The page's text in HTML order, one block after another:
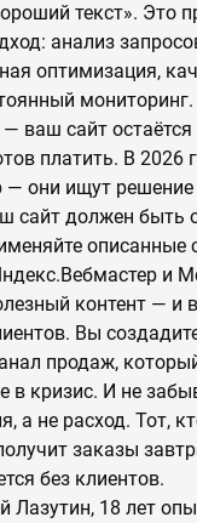
текст». Это
анализ
оптимизация,
— ваш сайт
платить. В 2026
— они ищут решение
сайт должен быть
описанные
и
контент — и
Вы
продаж,
в кризис. И не
а не расход. Тот,
заказы
без клиентов.
Лазутин, 18 лет